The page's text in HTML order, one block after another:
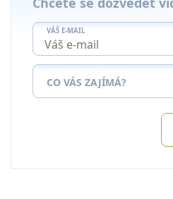
VÁŠ E-MAIL
CO VÁS ZAJÍMÁ?